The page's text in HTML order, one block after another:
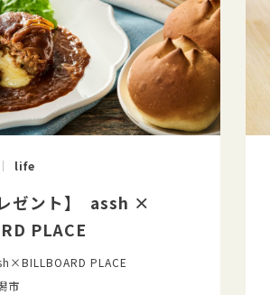
life
レゼント】 assh ×
PLACE
PLACE
市